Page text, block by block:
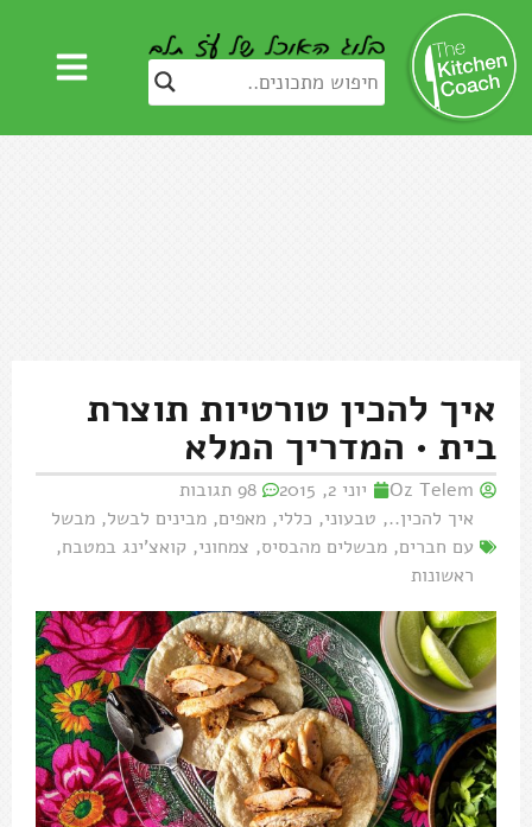
איך להכין טורטיות תוצרת
בית • המדריך המלא
Oz Telem יוני 2, 2015
98 תגובות
איך להכין.., טבעוני, כללי, מאפים, מבינים לבשל, מבשל
עם חברים, מבשלים מהבסיס, צמחוני, קואצ'ינג במטבח,
ראשונות